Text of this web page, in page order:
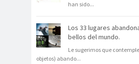
han sido...
Los 33 lugares
bellos del mundo.
Le sugerimos que
objetos) abando...